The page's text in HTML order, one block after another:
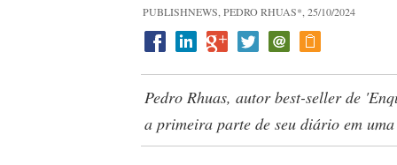
PUBLISHNEWS, PEDRO RHUAS*, 25/10/2024
Pedro Rhuas, autor best-seller de
a primeira parte de seu diário em